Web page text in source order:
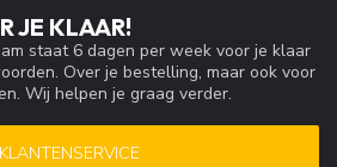
JE KLAAR!
staat 6 dagen per week voor je klaar
Over je bestelling, maar ook voor
Wij helpen je graag verder.
KLANTENSERVICE